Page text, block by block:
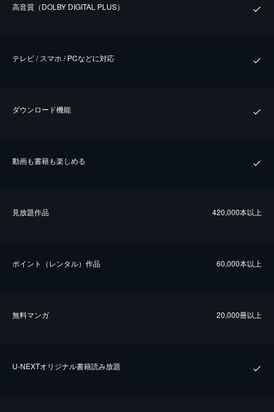
⾼⾳質（DOLBY DIGITAL PLUS）
テレビ / スマホ / PCなどに対応
ダウンロード機能
動画も書籍も楽しめる
⾒放題作品 420,000本以上
ポイント（レンタル）作品 60,000本以上
無料マンガ 20,000冊以上
U-NEXTオリジナル書籍読み放題